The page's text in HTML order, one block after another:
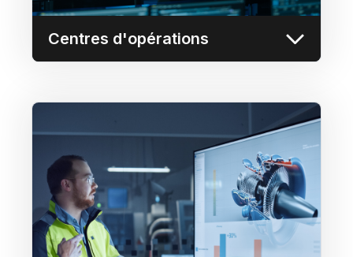
Centres d'opérations
En savoir plus
Tableaux de bord de données
Intégrer et partager en toute sécurité des
outils de business intelligence tels que
PowerBI, Tableau, Ignition sur n'importe
quel écran de la plateforme Userful.